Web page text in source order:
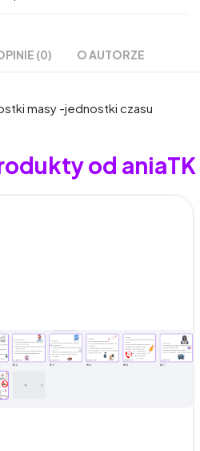
(0) O AUTORZE
masy -jednostki czasu
od aniaTK